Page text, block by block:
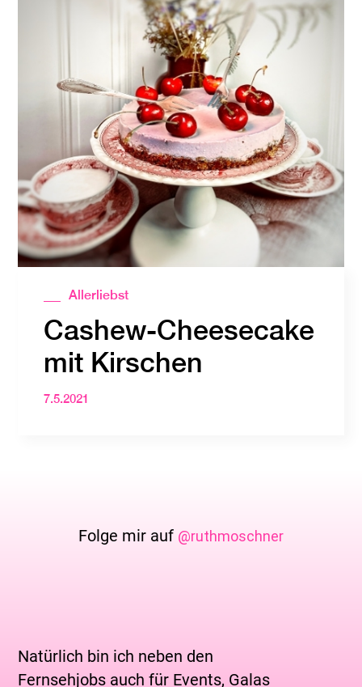
Allerliebst
Cashew-Cheesecake
mit Kirschen
7.5.2021
Folge mir auf @ruthmoschner
Natürlich bin ich neben den
Fernsehjobs auch für Events, Galas